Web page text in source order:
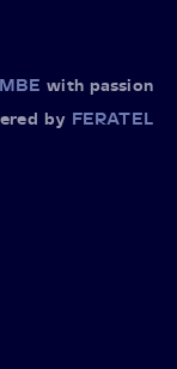
with passion
by FERATEL